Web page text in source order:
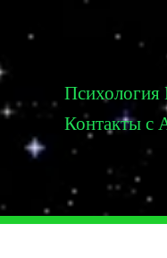
Психология
Контакты с